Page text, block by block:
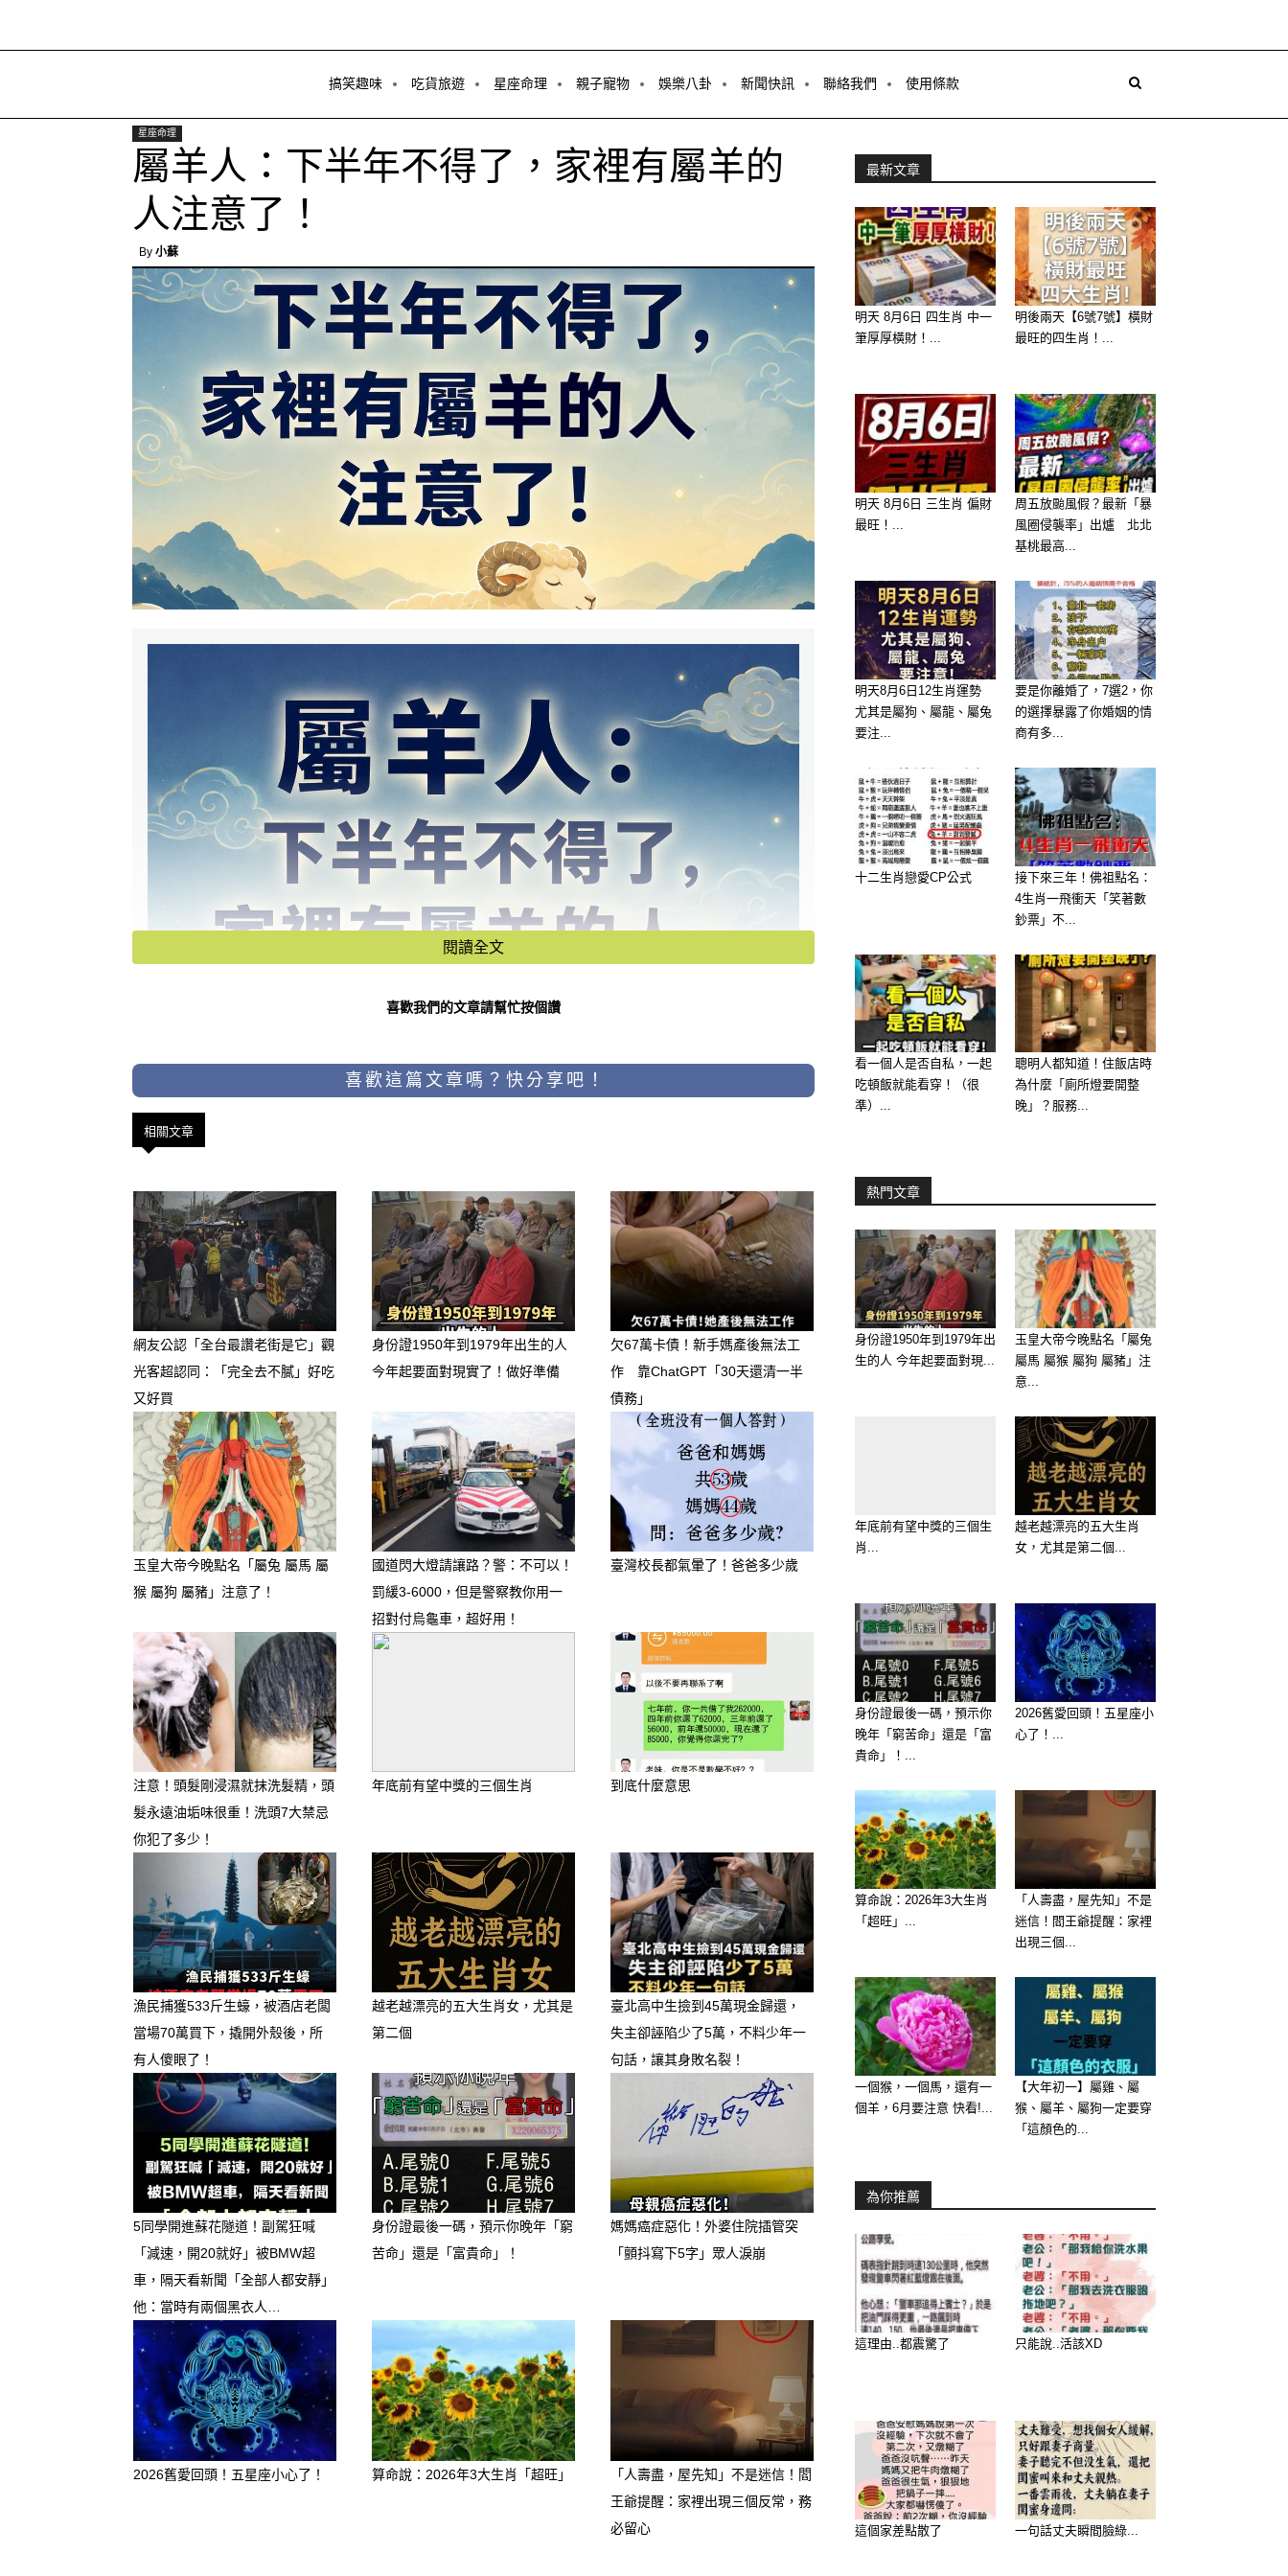
搞笑趣味 吃貨旅遊 星座命理 親子寵物 娛樂八卦 新聞快訊 聯絡我們 使用條款
星座命理
屬羊人：下半年不得了，家裡有屬羊的
人注意了！
By 小蘇
1. 貴人星入閣：小人退散、難關有人幫
下半年屬羊人最大的底氣來自於「貴人運」的全面爆發。當你在工
作、生活或理財上遇到卡關、不知如何抉擇時，身邊自然會出現年
長、有經驗的長輩或有力人士拉你一把。過去暗中搞鬼的小人，下半
年也會因為你氣場轉強而自動遠離。
2. 事業迎來「主場」：才華終於被看見
如果你在等待升遷、轉換跑道、或是想創辦自己的副業，下半年的秋
天到冬天是極佳的時機。你的穩重與責任感會得到主管的極高評價，
適合主動爭取大型專案或核心業務，這將是你奠定職場地位的關鍵
期。
3. 正財穩健，偏財有「驚喜小財庫」
隨著事業運走高，正財（薪資、業績獎金）自然水漲船富。而在偏財
方面，下半年屬羊人的直覺很準，適合做長期、穩健型的投資；此
外，家中的屬羊人下半年也很有「口福」與「禮物運」，經常會得到
他人的款待或饋贈。
閱讀全文
喜歡我們的文章請幫忙按個讚
喜歡這篇文章嗎？快分享吧！
相關文章
網友公認「全台最讚老街是它」觀
光客超認同：「完全去不膩」好吃
又好買
身份證1950年到1979年出生的人
今年起要面對現實了！做好準備
欠67萬卡債！新手媽產後無法工
作 靠ChatGPT「30天還清一半
債務」
玉皇大帝今晚點名「屬兔 屬馬 屬
猴 屬狗 屬豬」注意了！
國道閃大燈請讓路？警：不可以！
罰緩3-6000，但是警察教你用一
招對付烏龜車，超好用！
臺灣校長都氣暈了！爸爸多少歲
注意！頭髮剛浸濕就抹洗髮精，頭
髮永遠油垢味很重！洗頭7大禁忌
你犯了多少！
年底前有望中獎的三個生肖 到底什麼意思
漁民捕獲533斤生蠔，被酒店老闆
當場70萬買下，撬開外殼後，所
有人傻眼了！
越老越漂亮的五大生肖女，尤其是
第二個
臺北高中生撿到45萬現金歸還，
失主卻誣陷少了5萬，不料少年一
句話，讓其身敗名裂！
5同學開進蘇花隧道！副駕狂喊
「減速，開20就好」被BMW超
車，隔天看新聞「全部人都安靜」
他：當時有兩個黑衣人…
身份證最後一碼，預示你晚年「窮
苦命」還是「富貴命」！
媽媽癌症惡化！外婆住院插管突
「顫抖寫下5字」眾人淚崩
2026舊愛回頭！五星座小心了！ 算命說：2026年3大生肖「超旺」
「人壽盡，屋先知」不是迷信！閻
王爺提醒：家裡出現三個反常，務
必留心
最新文章
明天 8月6日 四生肖 中一
筆厚厚橫財！...
明後兩天【6號7號】橫財
最旺的四生肖！...
明天 8月6日 三生肖 偏財
最旺！...
周五放颱風假？最新「暴
風圈侵襲率」出爐 北北
基桃最高...
明天8月6日12生肖運勢
尤其是屬狗、屬龍、屬兔
要注...
要是你離婚了，7選2，你
的選擇暴露了你婚姻的情
商有多...
十二生肖戀愛CP公式
接下來三年！佛祖點名：
4生肖一飛衝天「笑著數
鈔票」不...
看一個人是否自私，一起
吃頓飯就能看穿！（很
準）...
聰明人都知道！住飯店時
為什麼「廁所燈要開整
晚」？服務...
熱門文章
身份證1950年到1979年出
生的人 今年起要面對現...
玉皇大帝今晚點名「屬兔
屬馬 屬猴 屬狗 屬豬」注
意...
年底前有望中獎的三個生
肖...
越老越漂亮的五大生肖
女，尤其是第二個...
身份證最後一碼，預示你
晚年「窮苦命」還是「富
貴命」！...
2026舊愛回頭！五星座小
心了！...
算命說：2026年3大生肖
「超旺」...
「人壽盡，屋先知」不是
迷信！閻王爺提醒：家裡
出現三個...
一個猴，一個馬，還有一
個羊，6月要注意 快看!...
【大年初一】屬雞、屬
猴、屬羊、屬狗一定要穿
「這顏色的...
為你推薦
這理由..都震驚了 只能說..活該XD
這個家差點散了 一句話丈夫瞬間臉綠...